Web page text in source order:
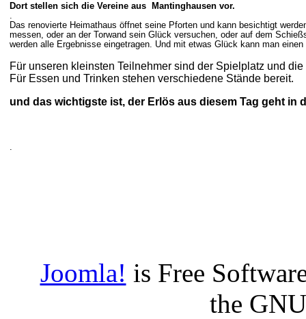
Dort stellen sich die Vereine aus
Mantinghausen vor.
.
Das renovierte Heimathaus öffnet seine Pforten und kann besichtigt
messen, oder an der Torwand sein Glück versuchen, oder auf dem
werden alle Ergebnisse eingetragen. Und mit etwas Glück kann man
Für unseren kleinsten Teilnehmer sind der Spielplatz und
Für Essen und Trinken stehen verschiedene Stände bereit.
und das wichtigste ist, der Erlös aus diesem Tag geht in
.
Joomla! is Free
the